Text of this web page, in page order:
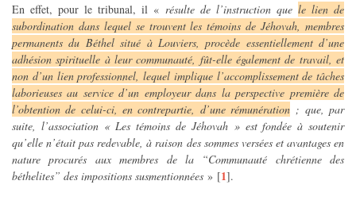
En effet, pour le tribunal, il « résulte de l’instruction que le lien de
subordination dans lequel se trouvent les témoins de Jéhovah, membres
permanents du Béthel situé à Louviers, procède essentiellement d’une
adhésion spirituelle à leur communauté, fût-elle également de travail, et
non d’un lien professionnel, lequel implique l’accomplissement de tâches
laborieuses au service d’un employeur dans la perspective première de
l’obtention de celui-ci, en contrepartie, d’une rémunération ; que, par
suite, l’association « Les témoins de Jéhovah » est fondée à soutenir
qu’elle n’était pas redevable, à raison des sommes versées et avantages en
nature procurés aux membres de la “Communauté chrétienne des
béthelites” des impositions susmentionnées » [1].